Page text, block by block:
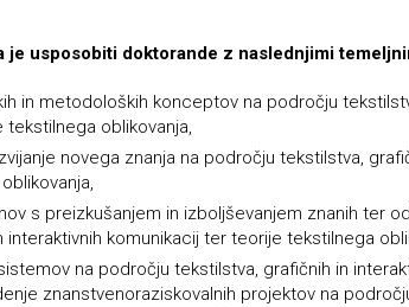
je usposobiti doktorande z naslednjimi
in metodoloških konceptov na področju
oblikovanja,
novega znanja na področju tekstilstva,
s preizkušanjem in izboljševanjem znanih ter
komunikacij ter teorije tekstilnega
na področju tekstilstva, grafičnih in
znanstvenoraziskovalnih projektov na